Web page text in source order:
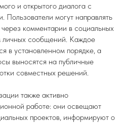
и открытого диалога с
могут направлять
комментарии в социальных
личных сообщений. Каждое
в установленном порядке, а
выносятся на публичные
совместных решений.
также активно
работе: они освещают
проектов, информируют о